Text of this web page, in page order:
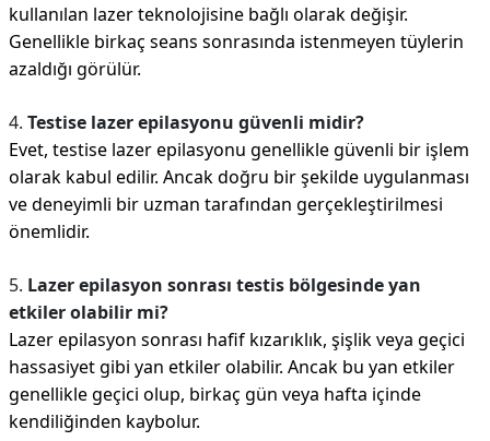
kullanılan lazer teknolojisine bağlı olarak değişir.
Genellikle birkaç seans sonrasında istenmeyen tüylerin
azaldığı görülür.
4. Testise lazer epilasyonu güvenli midir?
Evet, testise lazer epilasyonu genellikle güvenli bir işlem
olarak kabul edilir. Ancak doğru bir şekilde uygulanması
ve deneyimli bir uzman tarafından gerçekleştirilmesi
önemlidir.
5. Lazer epilasyon sonrası testis bölgesinde yan
etkiler olabilir mi?
Lazer epilasyon sonrası hafif kızarıklık, şişlik veya geçici
hassasiyet gibi yan etkiler olabilir. Ancak bu yan etkiler
genellikle geçici olup, birkaç gün veya hafta içinde
kendiliğinden kaybolur.